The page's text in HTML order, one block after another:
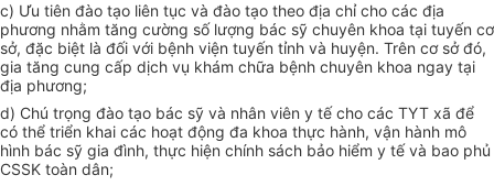
c) Ưu tiên đào tạo liên tục và đào tạo theo địa chỉ cho các địa
phương nhằm tăng cường số lượng bác sỹ chuyên khoa tại tuyến cơ
sở, đặc biệt là đối với bệnh viện tuyến tỉnh và huyện. Trên cơ sở đó,
gia tăng cung cấp dịch vụ khám chữa bệnh chuyên khoa ngay tại
địa phương;
d) Chú trọng đào tạo bác sỹ và nhân viên y tế cho các TYT xã để
có thể triển khai các hoạt động đa khoa thực hành, vận hành mô
hình bác sỹ gia đình, thực hiện chính sách bảo hiểm y tế và bao phủ
CSSK toàn dân;